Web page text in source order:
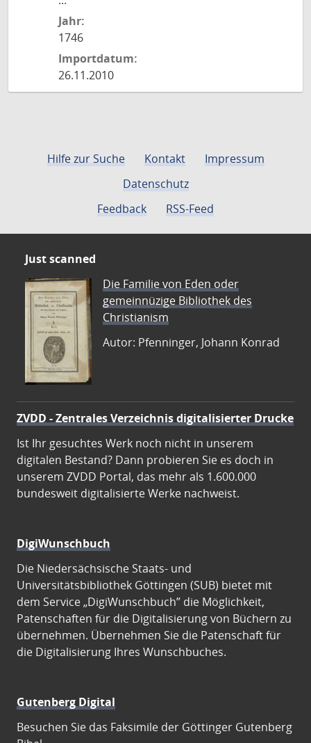
Jahr:
1746
Importdatum:
26.11.2010
Hilfe zur Suche Kontakt
Impressum
Datenschutz
Feedback
RSS-Feed
Just scanned
Die Familie von Eden oder
gemeinnüzige Bibliothek des
Christianism
Autor: Pfenninger, Johann Konrad
ZVDD - Zentrales Verzeichnis digitalisierter Drucke
Ist Ihr gesuchtes Werk noch nicht in unserem
digitalen Bestand? Dann probieren Sie es doch in
unserem ZVDD Portal, das mehr als 1.600.000
bundesweit digitalisierte Werke nachweist.
DigiWunschbuch
Die Niedersächsische Staats- und
Universitätsbibliothek Göttingen (SUB) bietet mit
dem Service „DigiWunschbuch” die Möglichkeit,
Patenschaften für die Digitalisierung von Büchern zu
übernehmen. Übernehmen Sie die Patenschaft für
die Digitalisierung Ihres Wunschbuches.
Gutenberg Digital
Besuchen Sie das Faksimile der Göttinger Gutenberg